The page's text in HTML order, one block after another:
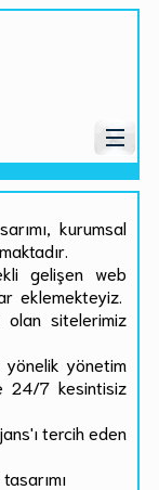
kurumsal
gelişen web
eklemekteyiz.
olan sitelerimiz
yönetim
24/7 kesintisiz
tercih eden